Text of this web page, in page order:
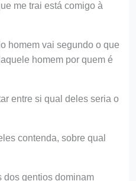
me trai está comigo à
homem vai segundo o que
homem por quem é
entre si qual deles seria o
contenda, sobre qual
dos gentios dominam